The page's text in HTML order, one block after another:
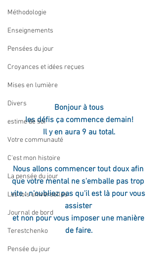
Méthodologie
Enseignements
Pensées du jour
Croyances et idées reçues
Mises en lumière
Divers
estime de soi
Votre communauté
C'est mon histoire
La pensée du jour
Les lois universelles
Journal de bord
Terestchenko
Pensée du jour
Bonjour à tous
les défis ça commence demain!
Il y en aura 9 au total.
Nous allons commencer tout doux afin
que votre mental ne s'emballe pas trop
vite : n'oubliez pas qu'il est là pour vous
assister
et non pour vous imposer une manière
de faire.